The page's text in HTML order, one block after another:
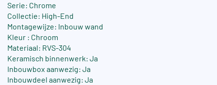
Serie: Chrome
Collectie: High-End
Montagewijze: Inbouw wand
Kleur : Chroom
Materiaal: RVS-304
Keramisch binnenwerk: Ja
Inbouwbox aanwezig: Ja
Inbouwdeel aanwezig: Ja